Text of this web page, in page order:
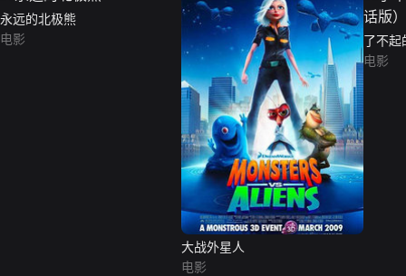
永远的北极熊
电影
大战外星人
电影
了不
电影